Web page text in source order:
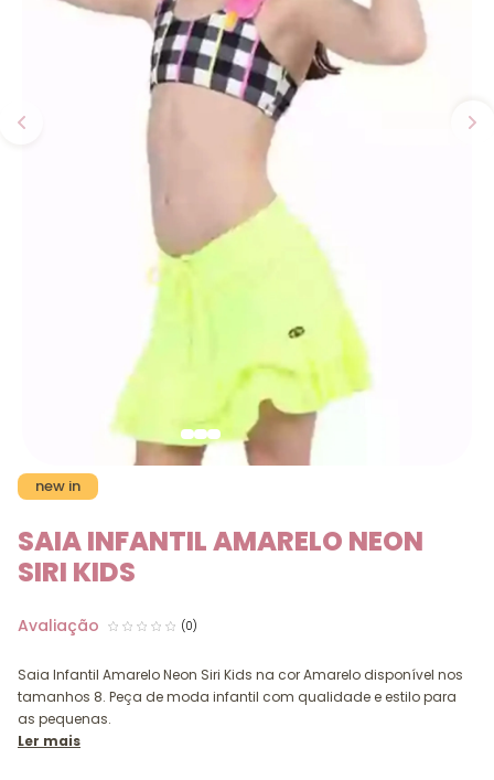
new in
SAIA INFANTIL AMARELO NEON
SIRI KIDS
(0)
Saia Infantil Amarelo Neon Siri Kids na cor Amarelo disponível nos
tamanhos 8. Peça de moda infantil com qualidade e estilo para
as pequenas.
Ler mais